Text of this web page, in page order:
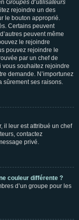
Groupes d’utilisateurs
rejoindre un des
le bouton approprié.
Certains peuvent
peuvent même
le rejoindre
pouvez rejoindre le
par un chef de
souhaitez rejoindre
demande. N’importunez
sûrement ses raisons.
il leur est attribué un chef
contactez
privé.
couleur différente ?
d’un groupe pour les